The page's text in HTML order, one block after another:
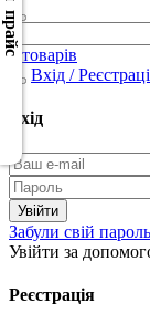
0 товарів
Вхід /
Вхід
Забули свій
Увійти за
Реєстрація
XML
(Опт)
CSV
Скачать
CSV
(Опт)
XLS